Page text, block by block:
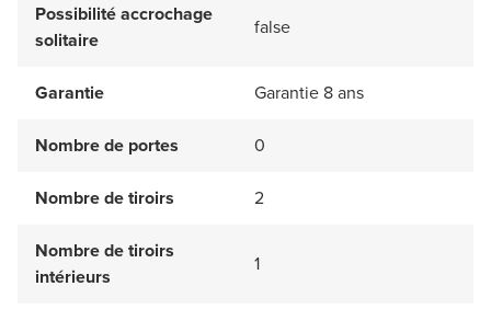
Possibilité accrochage
solitaire
false
Garantie Garantie 8 ans
Nombre de portes 0
Nombre de tiroirs 2
Nombre de tiroirs
intérieurs
1